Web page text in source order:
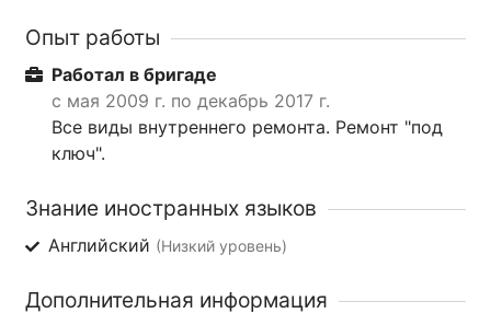
Опыт работы
Работал в бригаде
с мая 2009 г. по декабрь 2017 г.
Все виды внутреннего ремонта. Ремонт "под
ключ".
Знание иностранных языков
Английский (Низкий уровень)
Дополнительная информация